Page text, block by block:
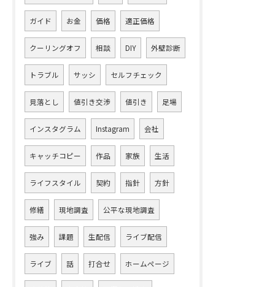
ガイド お金 価格 適正価格
クーリングオフ 相談 DIY 外壁診断
トラブル サッシ セルフチェック
見落とし 値引き交渉 値引き 足場
インスタグラム Instagram 会社
キャッチコピー 作品 家族 生活
ライフスタイル 契約 指針 方針
修繕 現地調査 公平な現地調査
強み 課題 生配信 ライブ配信
ライブ 話 打合せ ホームページ